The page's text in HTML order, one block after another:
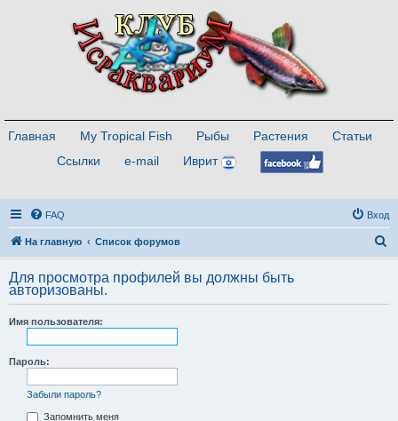
Главная My Tropical Fish Рыбы Растения
Статьи
Ссылки
e-mail Иврит
FAQ Вход
На главную Список форумов
с
Для просмотра профилей вы должны быть
авторизованы.
Имя пользователя:
Пароль:
Забыли пароль?
Запомнить меня